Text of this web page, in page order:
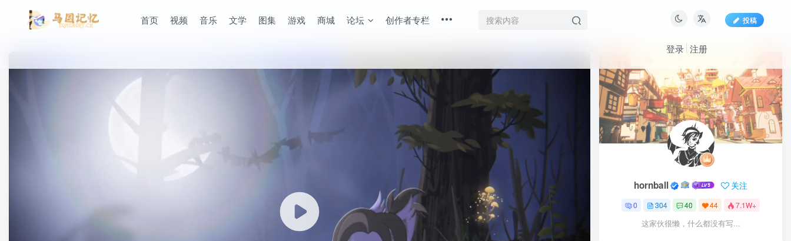
首页 视频 音乐 文学 图集 游戏 商城 论坛 创作者专栏 投稿
登录 注册
hornball 关注
0 304 40 44 7.1W+
这家伙很懒，什么都没有写...